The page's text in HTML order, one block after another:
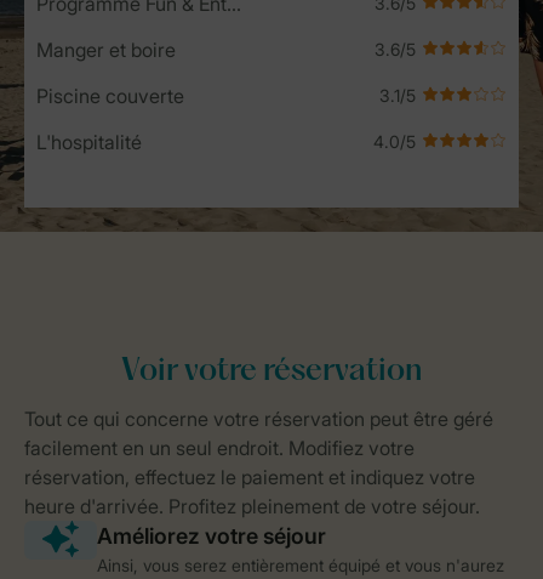
Manger et boire
Piscine couverte
L'hospitalité
Ainsi, vous serez entièrement équipé et vous n'aurez